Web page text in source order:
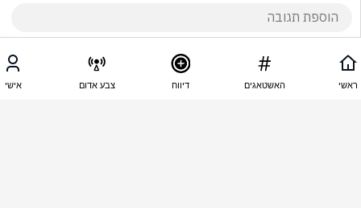
סיגל בראל
ראשי האשטאגים דיווח צבע אדום אישי